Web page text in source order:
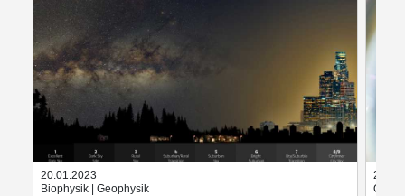
20.01.2023
Biophysik | Geophysik